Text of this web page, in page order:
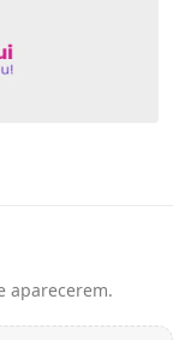
aparecerem.